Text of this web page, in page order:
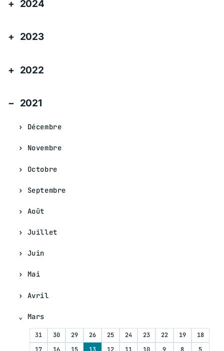
2024
2023
2022
2021
Décembre
Novembre
Octobre
Septembre
Août
Juillet
Juin
Mai
Avril
Mars
31 30 29 26 25 24 23 22 19
18